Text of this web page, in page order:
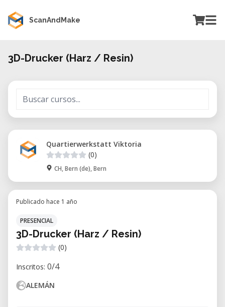
ScanAndMake
3D-Drucker (Harz / Resin)
Quartierwerkstatt Viktoria
(0)
CH, Bern (de), Bern
Publicado hace 1 año
PRESENCIAL
3D-Drucker (Harz / Resin)
(0)
Inscritos: 0/4
ALEMÁN